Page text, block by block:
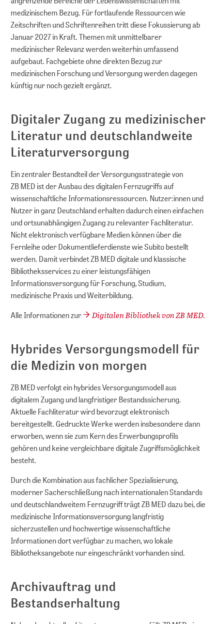
medizinischem Bezug. Für fortlaufende Ressourcen wie
Zeitschriften und Schriftenreihen tritt diese Fokussierung ab
Januar 2027 in Kraft. Themen mit unmittelbarer
medizinischer Relevanz werden weiterhin umfassend
aufgebaut. Fachgebiete ohne direkten Bezug zur
medizinischen Forschung und Versorgung werden dagegen
künftig nur noch gezielt ergänzt.
Digitaler Zugang zu medizinischer
Literatur und deutschlandweite
Literaturversorgung
Ein zentraler Bestandteil der Versorgungsstrategie von
ZB MED ist der Ausbau des digitalen Fernzugriffs auf
wissenschaftliche Informationsressourcen. Nutzer:innen und
Nutzer in ganz Deutschland erhalten dadurch einen einfachen
und ortsunabhängigen Zugang zu relevanter Fachliteratur.
Nicht elektronisch verfügbare Medien können über die
Fernleihe oder Dokumentlieferdienste wie Subito bestellt
werden. Damit verbindet ZB MED digitale und klassische
Bibliotheksservices zu einer leistungsfähigen
Informationsversorgung für Forschung, Studium,
medizinische Praxis und Weiterbildung.
Alle Informationen zur
Digitalen Bibliothek von ZB MED.
Hybrides Versorgungsmodell für
die Medizin von morgen
ZB MED verfolgt ein hybrides Versorgungsmodell aus
digitalem Zugang und langfristiger Bestandssicherung.
Aktuelle Fachliteratur wird bevorzugt elektronisch
bereitgestellt. Gedruckte Werke werden insbesondere dann
erworben, wenn sie zum Kern des Erwerbungsprofils
gehören und keine vergleichbare digitale Zugriffsmöglichkeit
besteht.
Durch die Kombination aus fachlicher Spezialisierung,
moderner Sacherschließung nach internationalen Standards
und deutschlandweitem Fernzugriff trägt ZB MED dazu bei, die
medizinische Informationsversorgung langfristig
sicherzustellen und hochwertige wissenschaftliche
Informationen dort verfügbar zu machen, wo lokale
Bibliotheksangebote nur eingeschränkt vorhanden sind.
Archivauftrag und
Bestandserhaltung